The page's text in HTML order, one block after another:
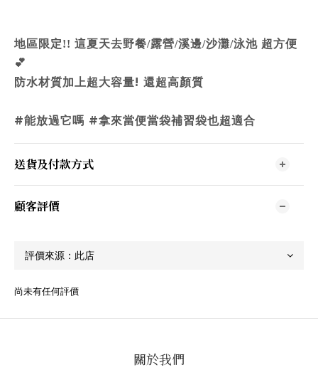
地區限定!! 這夏天去野餐/露營/溪邊/沙灘/泳池 超方便
💕
防水材質加上超大容量! 還超高顏質
#能放過它嗎 #拿來當便當袋補習袋也超適合
送貨及付款方式
顧客評價
尚未有任何評價
關於我們